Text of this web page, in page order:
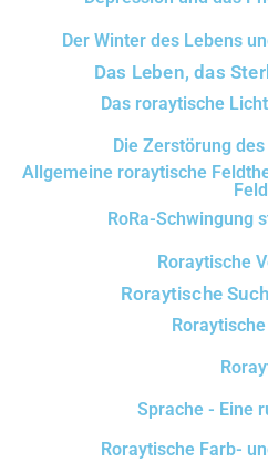
Der Winter des Lebens
Das Leben, das
Das roraytische
Die Zerstörung
Allgemeine roraytische
Feld
RoRa-Schwingung
Roraytische
Roraytische
Sprache - Eine
Roraytische Farb-